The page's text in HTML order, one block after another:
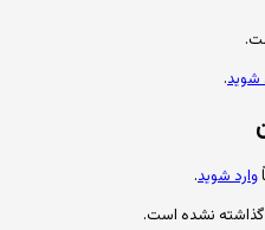
شوید.
وارد شوید.
گذاشته نشده است.